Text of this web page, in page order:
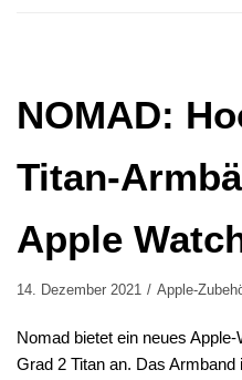
NOMAD:
Titan-
Apple
14. Dezember 2021 Apple-
Nomad bietet ein neues
Grad 2 Titan an. Das